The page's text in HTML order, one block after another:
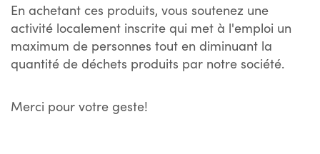
En achetant ces produits, vous soutenez une
activité localement inscrite qui met à l'emploi un
maximum de personnes tout en diminuant la
quantité de déchets produits par notre société.
Merci pour votre geste!